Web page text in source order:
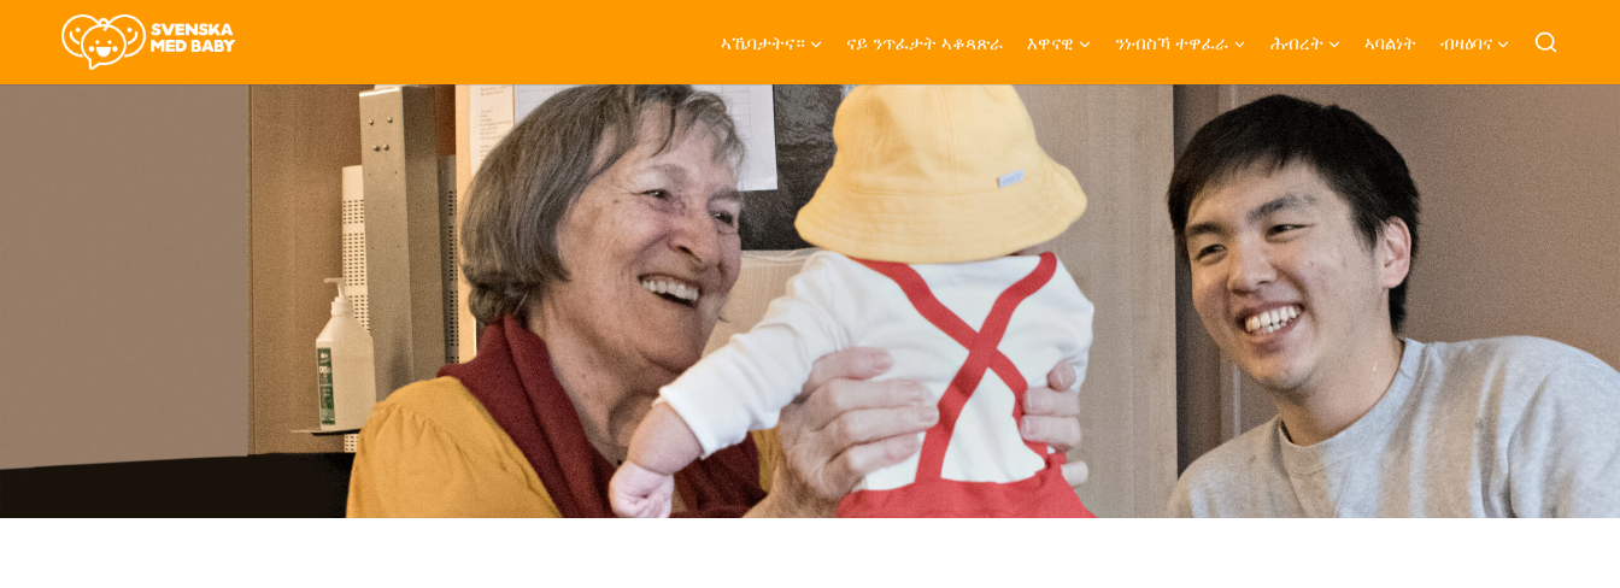
ኣኼባታትና። ናይ ንጥፈታት ኣቆጻጽራ እዋናዊ ንነብስኻ ተዋፈራ ሕብረት ኣባልነት ብዛዕባና